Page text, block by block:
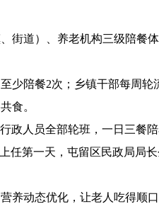
街道）、养老机构三级陪餐
少陪餐2次；乡镇干部每周
食。
政人员全部轮班，一日三餐
任第一天，屯留区民政局局
养动态优化，让老人吃得顺口